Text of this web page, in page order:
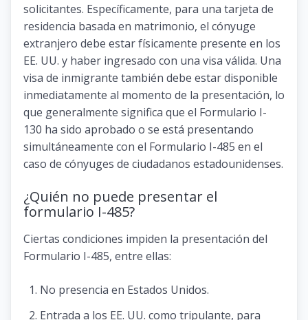
solicitantes. Específicamente, para una tarjeta de
residencia basada en matrimonio, el cónyuge
extranjero debe estar físicamente presente en los
EE. UU. y haber ingresado con una visa válida. Una
visa de inmigrante también debe estar disponible
inmediatamente al momento de la presentación, lo
que generalmente significa que el Formulario I-
130 ha sido aprobado o se está presentando
simultáneamente con el Formulario I-485 en el
caso de cónyuges de ciudadanos estadounidenses.
¿Quién no puede presentar el
formulario I-485?
Ciertas condiciones impiden la presentación del
Formulario I-485, entre ellas:
No presencia en Estados Unidos.
Entrada a los EE. UU. como tripulante, para